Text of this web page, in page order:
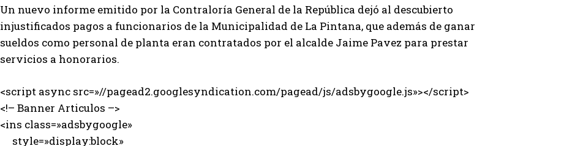
Un nuevo informe emitido por la Contraloría General de la República dejó al descubierto
injustificados pagos a funcionarios de la Municipalidad de La Pintana, que además de ganar
sueldos como personal de planta eran contratados por el alcalde Jaime Pavez para prestar
servicios a honorarios.
<script async src=»//pagead2.googlesyndication.com/pagead/js/adsbygoogle.js»></script>
<!– Banner Articulos –>
<ins class=»adsbygoogle»
style=»display:block»